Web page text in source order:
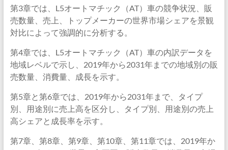
第3章では、L5オートマチック（AT）車の競争状況、販
売数量、売上、トップメーカーの世界市場シェアを景観
対比によって強調的に分析する。
第4章では、L5オートマチック（AT）車の内訳データを
地域レベルで示し、2019年から2031年までの地域別の販
売数量、消費量、成長を示す。
第5章と第6章では、2019年から2031年まで、タイプ
別、用途別に売上高を区分し、タイプ別、用途別の売上
高シェアと成長率を示す。
第7章、第8章、第9章、第10章、第11章では、2019年か